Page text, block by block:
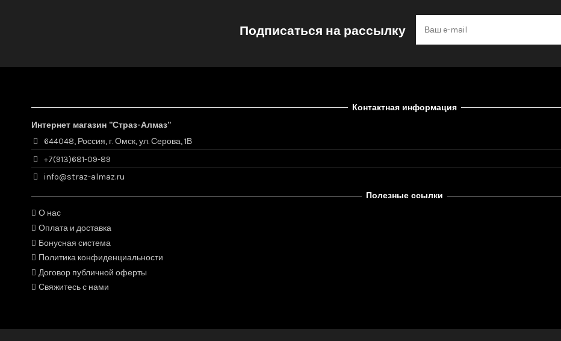
Подписаться на рассылку
Контактная информация
Интернет магазин "Страз-Алмаз"
644048, Россия, г. Омск, ул. Серова, 1В
+7(913)681-09-89
info@straz-almaz.ru
Полезные ссылки
О нас
Оплата и доставка
Бонусная система
Политика конфиденциальности
Договор публичной оферты
Свяжитесь с нами